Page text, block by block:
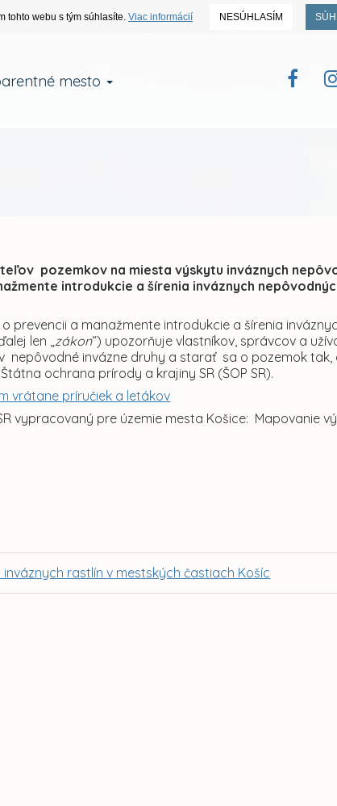
tohto webu s tým súhlasíte. Viac informácií NESÚHLASÍM
mesto
pozemkov na miesta výskytu inváznych
introdukcie a šírenia inváznych
prevencii a manažmente introdukcie a šírenia
len „zákon“) upozorňuje vlastníkov, správcov a
invázne druhy a starať sa o pozemok tak,
ochrana prírody a krajiny SR (ŠOP SR).
vrátane príručiek a letákov
vypracovaný pre územie mesta Košice: Mapovanie
rastlín v mestských častiach Košíc